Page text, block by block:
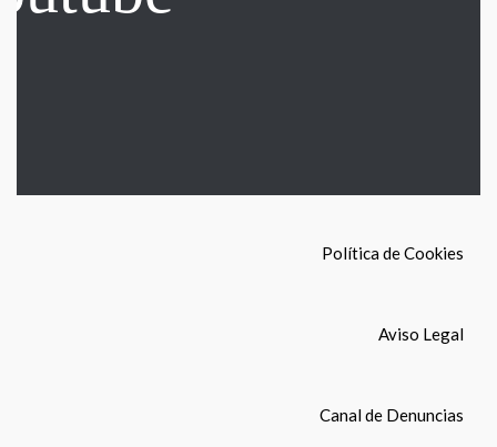
Política de Cookies
Aviso Legal
Canal de Denuncias